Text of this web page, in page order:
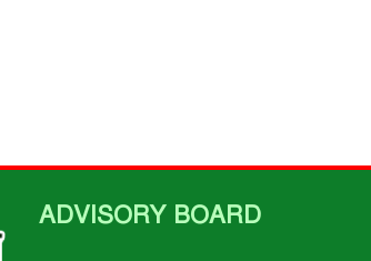
ADVISORY BOARD